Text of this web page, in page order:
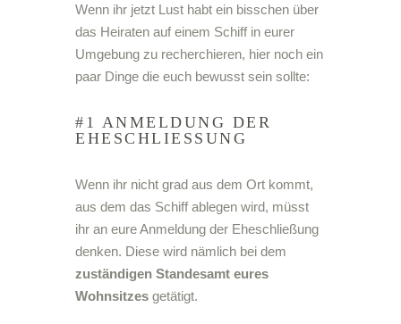
Wenn ihr jetzt Lust habt ein bisschen über
das Heiraten auf einem Schiff in eurer
Umgebung zu recherchieren, hier noch ein
paar Dinge die euch bewusst sein sollte:
#1 ANMELDUNG DER
EHESCHLIESSUNG
Wenn ihr nicht grad aus dem Ort kommt,
aus dem das Schiff ablegen wird, müsst
ihr an eure Anmeldung der Eheschließung
denken. Diese wird nämlich bei dem
zuständigen Standesamt eures
Wohnsitzes getätigt.